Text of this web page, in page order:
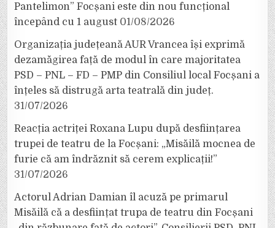
Pantelimon” Focșani este din nou funcțional
începând cu 1 august 01/08/2026
Organizația județeană AUR Vrancea își exprimă
dezamăgirea față de modul în care majoritatea
PSD – PNL – FD – PMP din Consiliul local Focșani a
înțeles să distrugă arta teatrală din județ.
31/07/2026
Reacția actriței Roxana Lupu după desființarea
trupei de teatru de la Focșani: „Misăilă mocnea de
furie că am îndrăznit să cerem explicații!”
31/07/2026
Actorul Adrian Damian îl acuză pe primarul
Misăilă că a desființat trupa de teatru din Focșani